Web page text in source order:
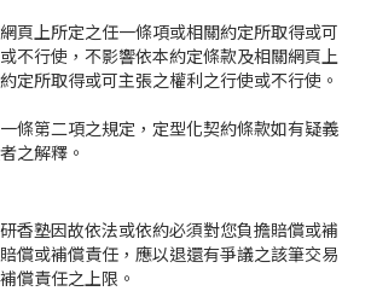
頁上所定之任一條項或相關約定所取得或可
不行使，不影響依本約定條款及相關網頁上
定所取得或可主張之權利之行使或不行使。
條第二項之規定，定型化契約條款如有疑義
之解釋。
香塾因故依法或依約必須對您負擔賠償或補
償或補償責任，應以退還有爭議之該筆交易
償責任之上限。